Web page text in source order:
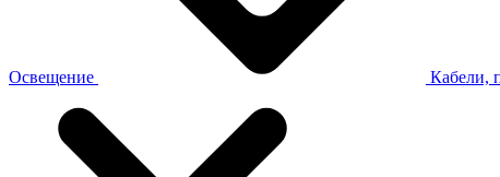
Освещение Кабели,